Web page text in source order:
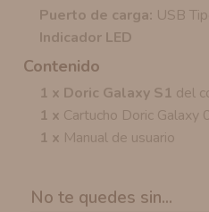
Puerto de carga: USB
Indicador LED
Contenido
1 x Doric Galaxy S1 del
1 x Cartucho Doric Galaxy
1 x Manual de usuario
No te quedes sin...